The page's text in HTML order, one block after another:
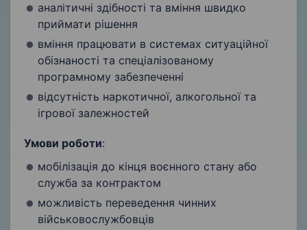
аналітичні здібності та вміння швидко
приймати рішення
вміння працювати в системах ситуаційної
обізнаності та спеціалізованому
програмному забезпеченні
відсутність наркотичної, алкогольної та
ігрової залежностей
Умови роботи:
мобілізація до кінця воєнного стану або
служба за контрактом
можливість переведення чинних
військовослужбовців